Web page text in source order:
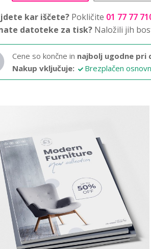
kar iščete? Pokličite 01 77 77
datoteke za tisk? Naložili jih
Cene so končne in najbolj ugodne pri
Nakup vključuje:
Brezplačen